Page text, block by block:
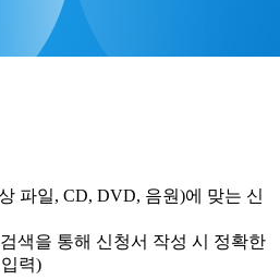
파일, CD, DVD, 음원)에 맞는 신
색을 통해 신청서 작성 시 정확한
력)